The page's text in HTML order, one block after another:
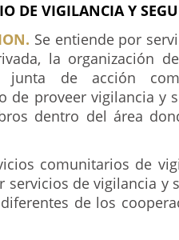
DE VIGILANCIA Y
Se entiende por
la organización
junta de acción
de proveer vigilancia y
dentro del área
comunitarios de
servicios de vigilancia y
de los